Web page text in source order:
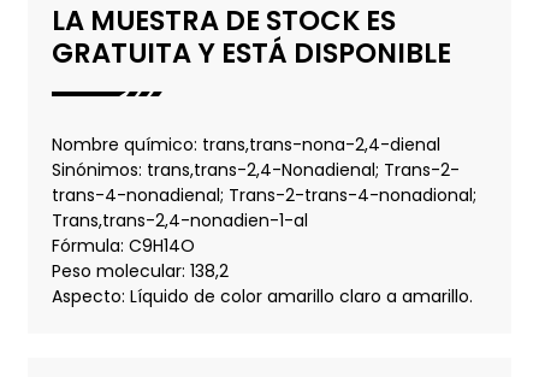
LA MUESTRA DE STOCK ES
GRATUITA Y ESTÁ DISPONIBLE
Nombre químico: trans,trans-nona-2,4-dienal
Sinónimos: trans,trans-2,4-Nonadienal; Trans-2-
trans-4-nonadienal; Trans-2-trans-4-nonadional;
Trans,trans-2,4-nonadien-1-al
Fórmula: C9H14O
Peso molecular: 138,2
Aspecto: Líquido de color amarillo claro a amarillo.